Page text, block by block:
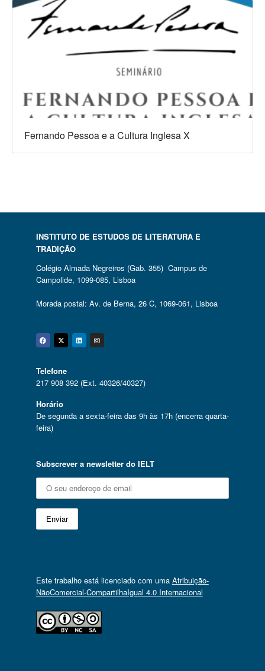
Fernando Pessoa e a Cultura Inglesa X
INSTITUTO DE ESTUDOS DE LITERATURA E
TRADIÇÃO
Colégio Almada Negreiros (Gab. 355) Campus de
Campolide, 1099-085, Lisboa
Morada postal: Av. de Berna, 26 C, 1069-061, Lisboa
Facebook
Twitter
Linkedin
Instagram
Telefone
217 908 392 (Ext. 40326/40327)
Horário
De segunda a sexta-feira das 9h às 17h (encerra quarta-
feira)
Subscrever a newsletter do IELT
Este trabalho está licenciado com uma Atribuição-
NãoComercial-CompartilhaIgual 4.0 Internacional